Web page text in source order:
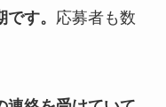
す。 応募者も数